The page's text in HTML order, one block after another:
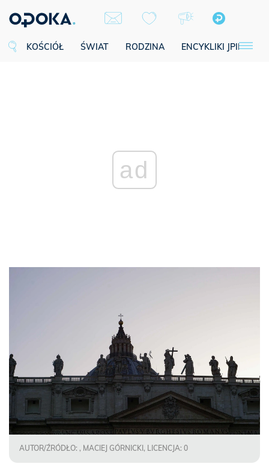
KOŚCIÓŁ ŚWIAT RODZINA ENCYKLIKI JPII
ad
AUTOR/ŹRÓDŁO: , MACIEJ GÓRNICKI, LICENCJA: 0